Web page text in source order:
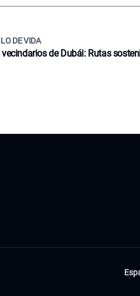
DE VIDA
de Dubái: Rutas